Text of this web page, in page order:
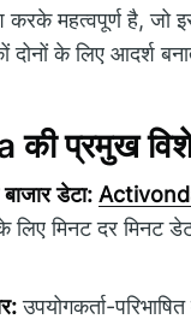
महत्वपूर्ण है, जो इसे
के लिए आदर्श
प्रमुख
डेटा:
लिए मिनट दर मिनट
उपयोगकर्ता-